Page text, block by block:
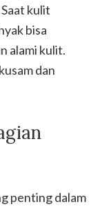
kulit
bisa
alami kulit.
dan
penting dalam